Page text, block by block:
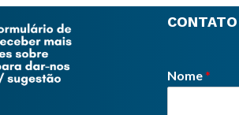
CONTATO
Nome*